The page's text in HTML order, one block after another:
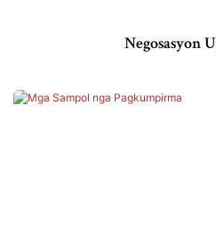
Negosasyon